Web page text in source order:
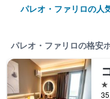
パレオ・ファリロの人
パレオ・ファリロの格安
4